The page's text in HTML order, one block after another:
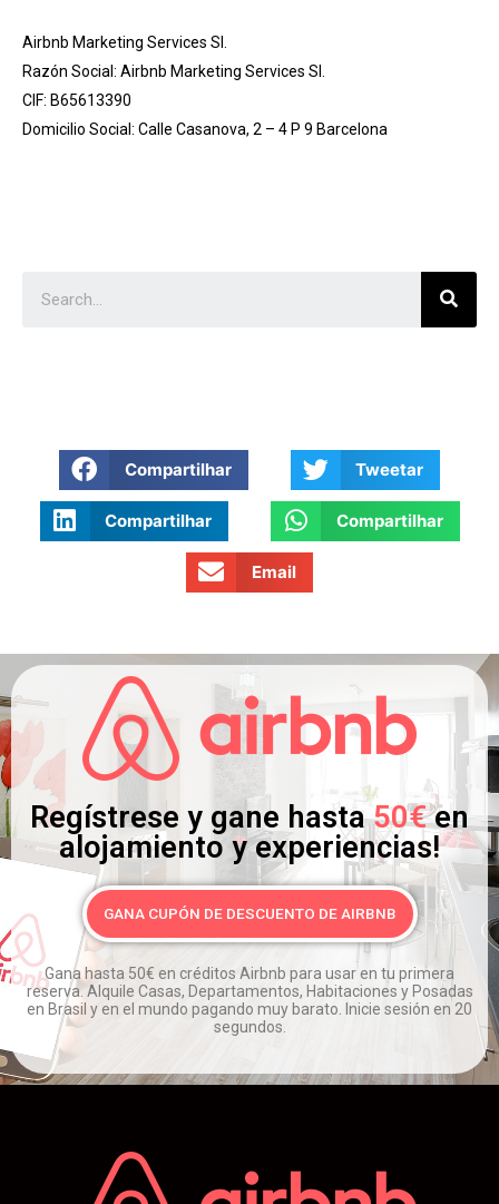
Airbnb Marketing Services Sl.
Razón Social: Airbnb Marketing Services Sl.
CIF: B65613390
Domicilio Social: Calle Casanova, 2 – 4 P 9 Barcelona
Compartilhar Tweetar
Compartilhar Compartilhar
Email
Regístrese y gane hasta50€en
alojamiento y experiencias!
GANA CUPÓN DE DESCUENTO DE AIRBNB
Gana hasta 50€ en créditos Airbnb para usar en tu primera
reserva. Alquile Casas, Departamentos, Habitaciones y Posadas
en Brasil y en el mundo pagando muy barato.
Inicie sesión en 20
segundos.